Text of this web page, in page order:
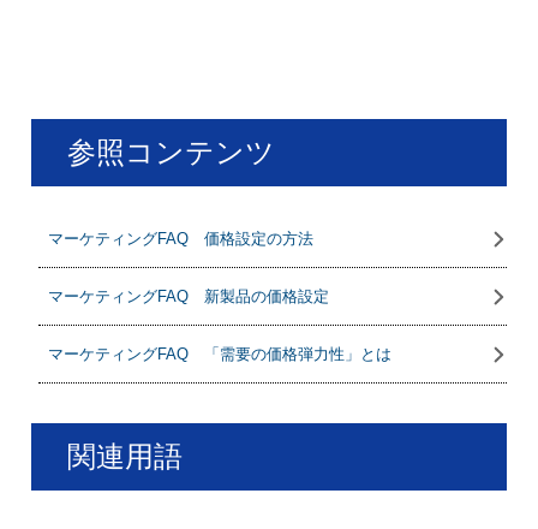
参照コンテンツ
マーケティングFAQ 価格設定の方法
マーケティングFAQ 新製品の価格設定
マーケティングFAQ 「需要の価格弾力性」とは
関連用語